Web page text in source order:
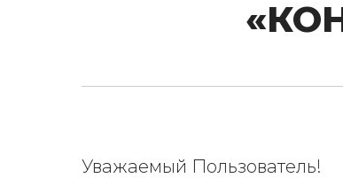
Уважаемый Пользователь!